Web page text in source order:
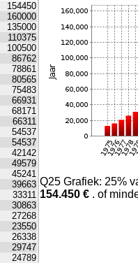
154450
160000
135000
110375
100500
86762
78861
80565
75483
66931
68171
66311
54537
54537
42142
49579
45241
39663
33311
30863
27268
23550
26338
29747
24789
Q25 Grafiek: 25%
154.450 € . of